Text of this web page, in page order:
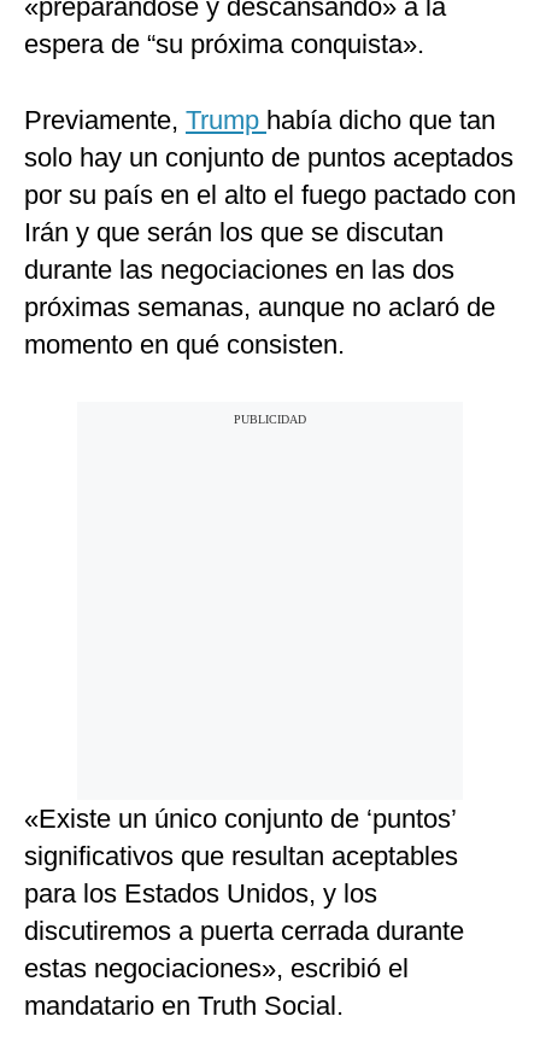
«preparándose y descansando» a la
espera de “su próxima conquista».
Previamente, Trump había dicho que tan
solo hay un conjunto de puntos aceptados
por su país en el alto el fuego pactado con
Irán y que serán los que se discutan
durante las negociaciones en las dos
próximas semanas, aunque no aclaró de
momento en qué consisten.
«Existe un único conjunto de ‘puntos’
significativos que resultan aceptables
para los Estados Unidos, y los
discutiremos a puerta cerrada durante
estas negociaciones», escribió el
mandatario en Truth Social.